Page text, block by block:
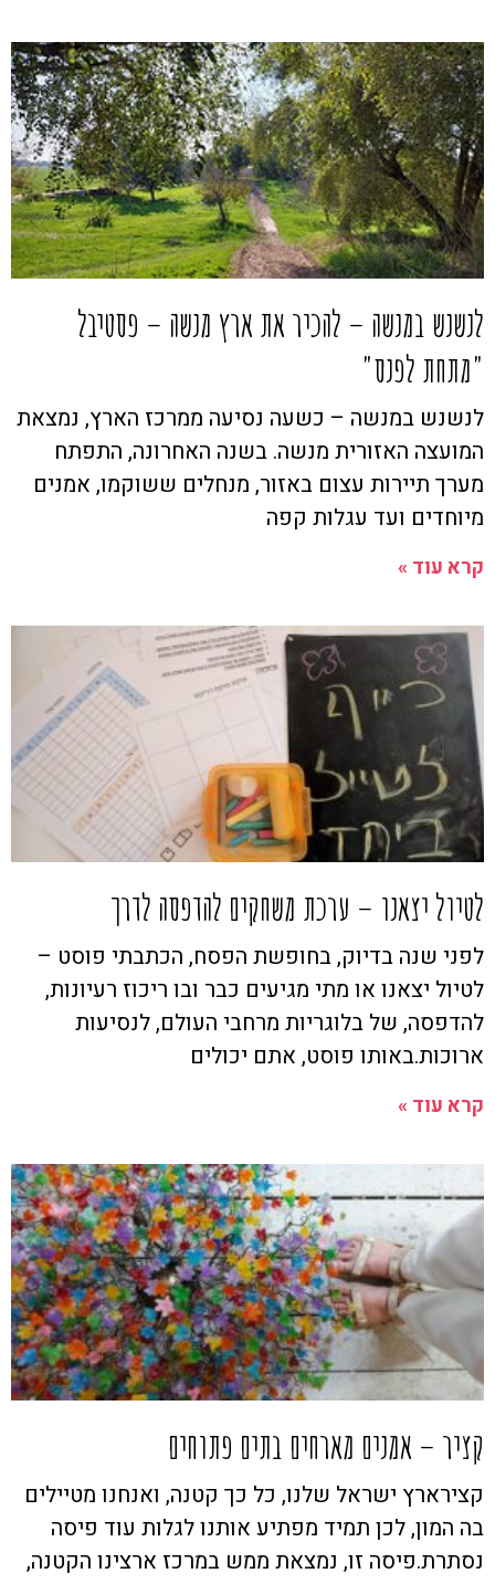
לנשנש במנשה – להכיר את ארץ מנשה – פסטיבל
"מתחת לפנס"
לנשנש במנשה – כשעה נסיעה ממרכז הארץ, נמצאת
המועצה האזורית מנשה. בשנה האחרונה, התפתח
מערך תיירות עצום באזור, מנחלים ששוקמו, אמנים
מיוחדים ועד עגלות קפה
קרא עוד »
לטיול יצאנו – ערכת משחקים להדפסה לדרך
לפני שנה בדיוק, בחופשת הפסח, הכתבתי פוסט –
לטיול יצאנו או מתי מגיעים כבר ובו ריכוז רעיונות,
להדפסה, של בלוגריות מרחבי העולם, לנסיעות
ארוכות.באותו פוסט, אתם יכולים
קרא עוד »
קציר – אמנים מארחים בתים פתוחים
קצירארץ ישראל שלנו, כל כך קטנה, ואנחנו מטיילים
בה המון, לכן תמיד מפתיע אותנו לגלות עוד פיסה
נסתרת.פיסה זו, נמצאת ממש במרכז ארצינו הקטנה,